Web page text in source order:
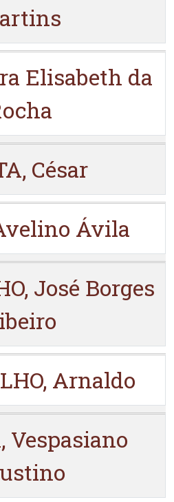
Elisabeth da
César
Ávila
José Borges
Arnaldo
Vespasiano